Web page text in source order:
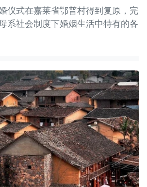
仪式在嘉莱省鄂普村得到复原，完
系社会制度下婚姻生活中特有的各